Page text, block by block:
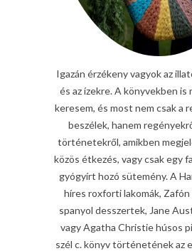
Igazán érzékeny vagyok az
és az ízekre. A könyvekben is
keresem, és most nem csak a
beszélek, hanem
történetekről, amikben
közös étkezés, vagy csak egy
gyógyírt hozó sütemény. A
híres roxforti lakomák,
spanyol desszertek, Jane
vagy Agatha Christie húsos
szél c. könyv történetének az